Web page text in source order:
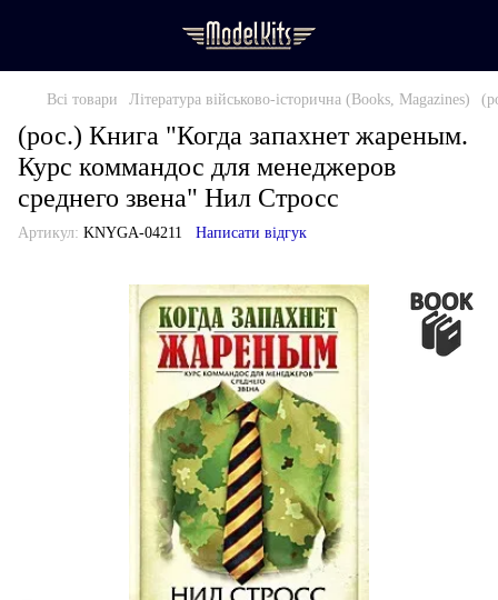
Всі товари Література військово-історична (Books, Magazines)
(рос.) Книга "Когда запахнет жареным.
Курс коммандос для менеджеров
среднего звена" Нил Стросс
Артикул: KNYGA-04211 Написати відгук